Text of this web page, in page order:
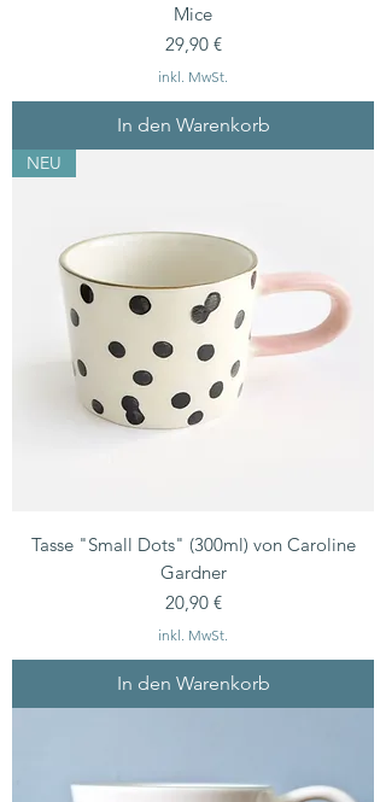
Mice
Preis
29,90 €
inkl. MwSt.
In den Warenkorb
NEU
Tasse "Small Dots" (300ml) von Caroline
Gardner
Preis
20,90 €
inkl. MwSt.
In den Warenkorb